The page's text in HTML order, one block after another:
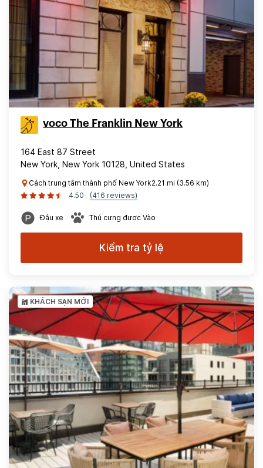
voco The Franklin New York
164 East 87 Street
New York, New York 10128, United States
Cách trung tâm thành phố New York2.21 mi (3.56 km)
4.50
(416 reviews)
Đậu xe Thú cưng được Vào
Kiểm tra tỷ lệ
KHÁCH SẠN MỚI